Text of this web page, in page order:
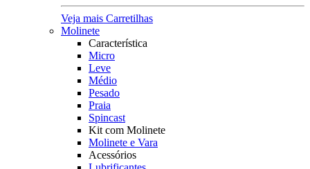
Veja mais Carretilhas
Molinete
Característica
Micro
Leve
Médio
Pesado
Praia
Spincast
Kit com Molinete
Molinete e Vara
Acessórios